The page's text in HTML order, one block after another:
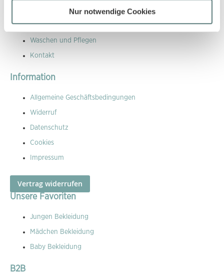
Nur notwendige Cookies
Versandkosten
Größen Leitfaden
Waschen und Pflegen
Kontakt
Information
Allgemeine Geschäftsbedingungen
Widerruf
Datenschutz
Cookies
Impressum
Vertrag widerrufen
Unsere Favoriten
Jungen Bekleidung
Mädchen Bekleidung
Baby Bekleidung
B2B